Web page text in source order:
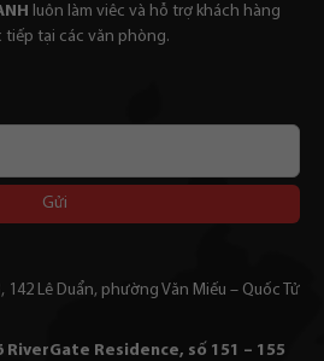
luôn làm viêc và hỗ trợ khách hàng
tiếp tại các văn phòng.
142 Lê Duẩn, phường Văn Miếu – Quốc Tử
RiverGate Residence, số 151 – 155